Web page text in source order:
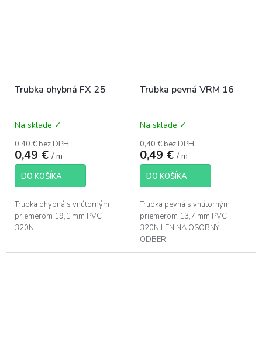
Trubka ohybná FX 25
Na sklade ✓
0,40 € bez DPH
0,49 € / m
DO KOŠÍKA
Trubka ohybná s vnútorným
priemerom 19,1 mm PVC
320N
Trubka pevná VRM 16
Na sklade ✓
0,40 € bez DPH
0,49 € / m
DO KOŠÍKA
Trubka pevná s vnútorným
priemerom 13,7 mm PVC
320N.LEN NA OSOBNÝ
ODBER!